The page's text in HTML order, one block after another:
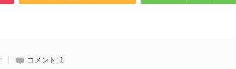
コメント: 1